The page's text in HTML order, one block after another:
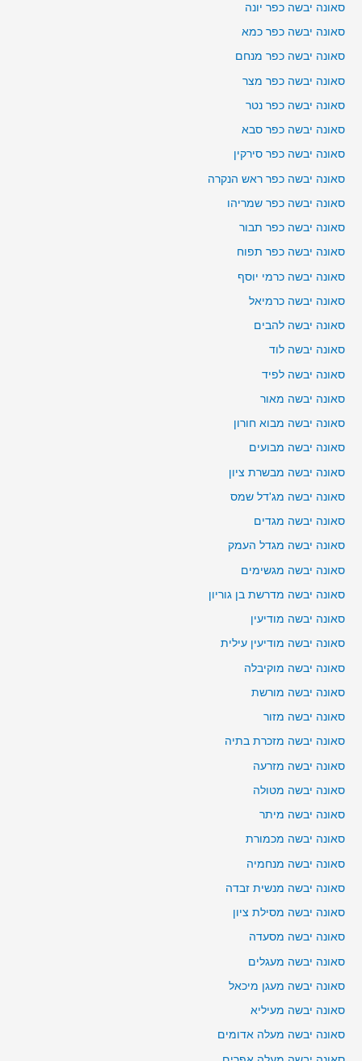
סאונה יבשה כפר יונה
סאונה יבשה כפר כמא
סאונה יבשה כפר מנחם
סאונה יבשה כפר מצר
סאונה יבשה כפר נטר
סאונה יבשה כפר סבא
סאונה יבשה כפר סירקין
סאונה יבשה כפר ראש הנקרה
סאונה יבשה כפר שמריהו
סאונה יבשה כפר תבור
סאונה יבשה כפר תפוח
סאונה יבשה כרמי יוסף
סאונה יבשה כרמיאל
סאונה יבשה להבים
סאונה יבשה לוד
סאונה יבשה לפיד
סאונה יבשה מאור
סאונה יבשה מבוא חורון
סאונה יבשה מבועים
סאונה יבשה מבשרת ציון
סאונה יבשה מג'דל שמס
סאונה יבשה מגדים
סאונה יבשה מגדל העמק
סאונה יבשה מגשימים
סאונה יבשה מדרשת בן גוריון
סאונה יבשה מודיעין
סאונה יבשה מודיעין עילית
סאונה יבשה מוקיבלה
סאונה יבשה מורשת
סאונה יבשה מזור
סאונה יבשה מזכרת בתיה
סאונה יבשה מזרעה
סאונה יבשה מטולה
סאונה יבשה מיתר
סאונה יבשה מכמורת
סאונה יבשה מנחמיה
סאונה יבשה מנשית זבדה
סאונה יבשה מסילת ציון
סאונה יבשה מסעדה
סאונה יבשה מעגלים
סאונה יבשה מעגן מיכאל
סאונה יבשה מעיליא
סאונה יבשה מעלה אדומים